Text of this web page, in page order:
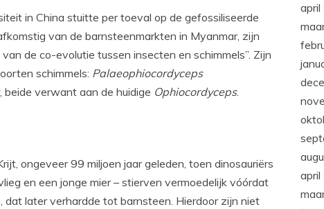
in China stuitte per toeval op de gefossiliseerde
van de barnsteenmarkten in Myanmar, zijn
de co-evolutie tussen insecten en schimmels”. Zijn
schimmels: Palaeophiocordyceps
, beide verwant aan de huidige Ophiocordyceps.
ongeveer 99 miljoen jaar geleden, toen dinosauriërs
en een jonge mier – stierven vermoedelijk vóórdat
later verhardde tot barnsteen. Hierdoor zijn niet